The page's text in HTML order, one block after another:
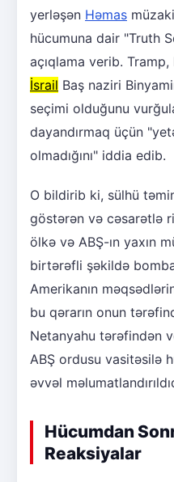
yerləşən Həmas
hücumuna dair "Truth
açıqlama verib. Tramp,
İsrail Baş naziri
seçimi olduğunu
dayandırmaq üçün
olmadığını" iddia edib.
O bildirib ki, sülhü
göstərən və cəsarətlə
ölkə və ABŞ-ın yaxın
birtərəfli şəkildə
Amerikanın
bu qərarın onun
Netanyahu tərəfindən
ABŞ ordusu vasitəsilə
əvvəl
Hücumdan
Reaksiyalar